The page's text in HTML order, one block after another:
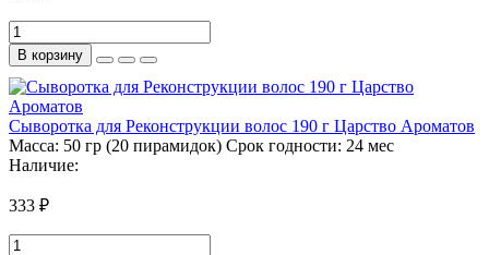
В корзину
Сыворотка для Реконструкции волос 190 г Царство Ароматов
Масса: 50 гр (20 пирамидок) Срок годности: 24 мес
Наличие:
333 ₽